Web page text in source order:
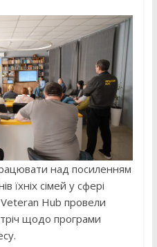
над посиленням
їхніх сімей у сфері
Veteran Hub провели
щодо програми